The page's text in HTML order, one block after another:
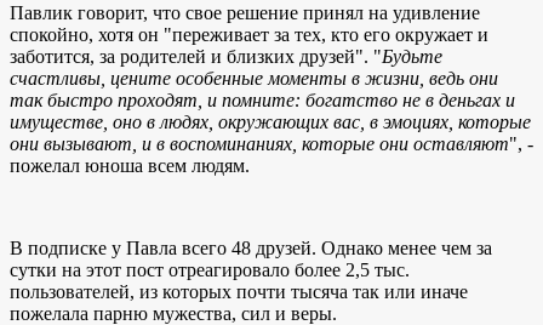
Павлик говорит, что свое решение принял на удивление
спокойно, хотя он "переживает за тех, кто его окружает и
заботится, за родителей и близких друзей". "Будьте
счастливы, цените особенные моменты в жизни, ведь они
так быстро проходят, и помните: богатство не в деньгах и
имуществе, оно в людях, окружающих вас, в эмоциях, которые
они вызывают, и в воспоминаниях, которые они оставляют", -
пожелал юноша всем людям.
В подписке у Павла всего 48 друзей. Однако менее чем за
сутки на этот пост отреагировало более 2,5 тыс.
пользователей, из которых почти тысяча так или иначе
пожелала парню мужества, сил и веры.